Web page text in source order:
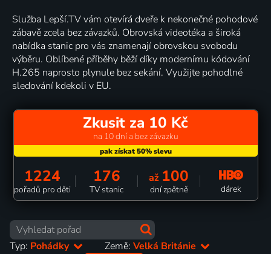
Služba Lepší.TV vám otevírá dveře k nekonečné pohodové
zábavě zcela bez závazků. Obrovská videotéka a široká
nabídka stanic pro vás znamenají obrovskou svobodu
výběru. Oblíbené příběhy běží díky modernímu kódování
H.265 naprosto plynule bez sekání. Využijte pohodlné
sledování kdekoli v EU.
Zkusit za 10 Kč
na 10 dní a bez závazku
1224
pořadů pro děti
176
TV stanic
až 100
dní zpětně dárek
Typ: Pohádky Země:Velká Británie